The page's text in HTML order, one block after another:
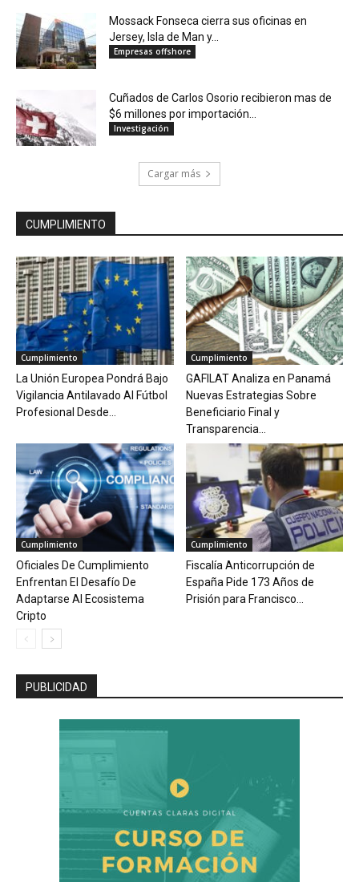
Mossack Fonseca cierra sus oficinas en
Jersey, Isla de Man y...
Empresas offshore
Cuñados de Carlos Osorio recibieron mas de
$6 millones por importación...
Investigación
Cargar más
CUMPLIMIENTO
Cumplimiento
La Unión Europea Pondrá Bajo
Vigilancia Antilavado Al Fútbol
Profesional Desde...
Cumplimiento
GAFILAT Analiza en Panamá
Nuevas Estrategias Sobre
Beneficiario Final y
Transparencia...
Cumplimiento
Oficiales De Cumplimiento
Enfrentan El Desafío De
Adaptarse Al Ecosistema
Cripto
Cumplimiento
Fiscalía Anticorrupción de
España Pide 173 Años de
Prisión para Francisco...
PUBLICIDAD